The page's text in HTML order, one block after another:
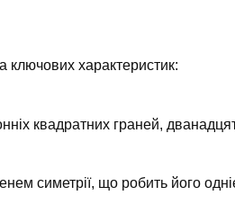
ключових характеристик:
квадратних граней,
симетрії, що робить його